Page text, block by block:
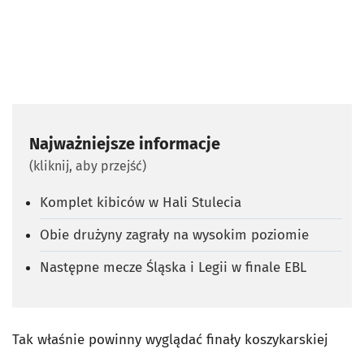
Najważniejsze informacje
(kliknij, aby przejść)
Komplet kibiców w Hali Stulecia
Obie drużyny zagrały na wysokim poziomie
Następne mecze Śląska i Legii w finale EBL
Tak właśnie powinny wyglądać finały koszykarskiej